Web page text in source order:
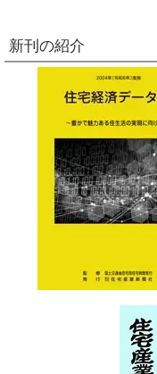
新刊の紹介